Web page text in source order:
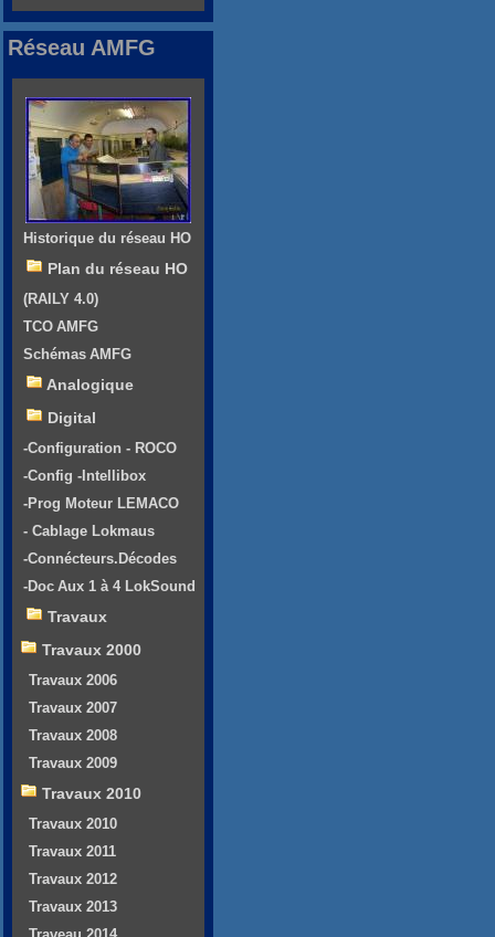
Réseau AMFG
Historique du réseau HO
Plan du réseau HO
(RAILY 4.0)
TCO AMFG
Schémas AMFG
Analogique
Digital
-Configuration - ROCO
-Config -Intellibox
-Prog Moteur LEMACO
- Cablage Lokmaus
-Connécteurs.Décodes
-Doc Aux 1 à 4 LokSound
Travaux
Travaux 2000
Travaux 2006
Travaux 2007
Travaux 2008
Travaux 2009
Travaux 2010
Travaux 2010
Travaux 2011
Travaux 2012
Travaux 2013